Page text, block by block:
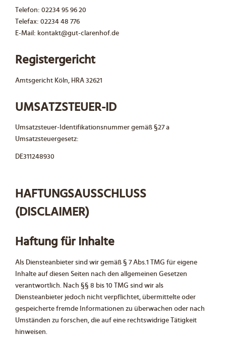
Telefon: 02234 95 96 20
Telefax: 02234 48 776
E-Mail: kontakt@gut-clarenhof.de
Registergericht
Amtsgericht Köln, HRA 32621
UMSATZSTEUER-ID
Umsatzsteuer-Identifikationsnummer gemäß §27 a
Umsatzsteuergesetz:
DE311248930
HAFTUNGS­AUSSCHLUSS
(DISCLAIMER)
Haftung für Inhalte
Als Diensteanbieter sind wir gemäß § 7 Abs.1 TMG für eigene
Inhalte auf diesen Seiten nach den allgemeinen Gesetzen
verantwortlich. Nach §§ 8 bis 10 TMG sind wir als
Diensteanbieter jedoch nicht verpflichtet, übermittelte oder
gespeicherte fremde Informationen zu überwachen oder nach
Umständen zu forschen, die auf eine rechtswidrige Tätigkeit
hinweisen.